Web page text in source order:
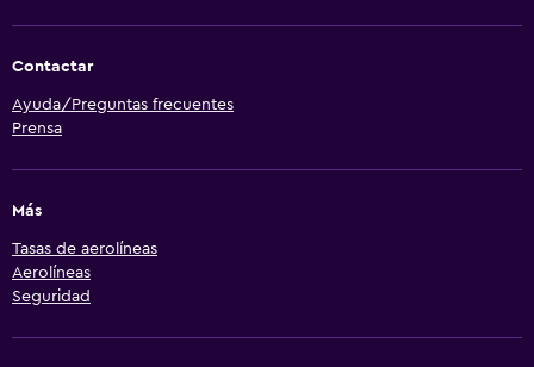
Contactar
Ayuda/Preguntas frecuentes
Prensa
Más
Tasas de aerolíneas
Aerolíneas
Seguridad